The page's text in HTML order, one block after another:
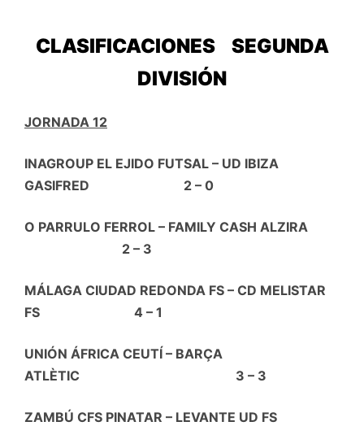
CLASIFICACIONES SEGUNDA
DIVISIÓN
JORNADA 12
INAGROUP EL EJIDO FUTSAL – UD IBIZA
GASIFRED 2 – 0
O PARRULO FERROL – FAMILY CASH ALZIRA
2 – 3
MÁLAGA CIUDAD REDONDA FS – CD MELISTAR
FS 4 – 1
UNIÓN ÁFRICA CEUTÍ – BARÇA
ATLÈTIC 3 – 3
ZAMBÚ CFS PINATAR – LEVANTE UD FS